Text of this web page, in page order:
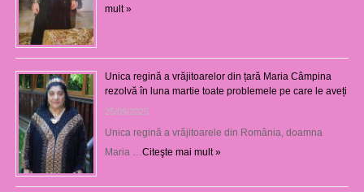
mult »
Unica regină a vrăjitoarelor din țară Maria Câmpina
rezolvă în luna martie toate problemele pe care le aveți
25/09/2025
Unica regină a vrăjitoarele din România, doamna
Maria … Citeşte mai mult »